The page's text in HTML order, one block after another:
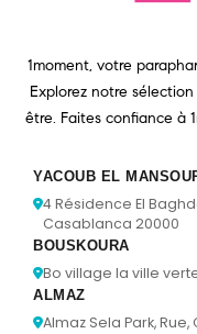
1moment, votre
Explorez notre
être. Faites confiance à
YACOUB EL
4 Résidence El
Casablanca 20000
BOUSKOURA
Bo village la ville
ALMAZ
Almaz Sela Park,